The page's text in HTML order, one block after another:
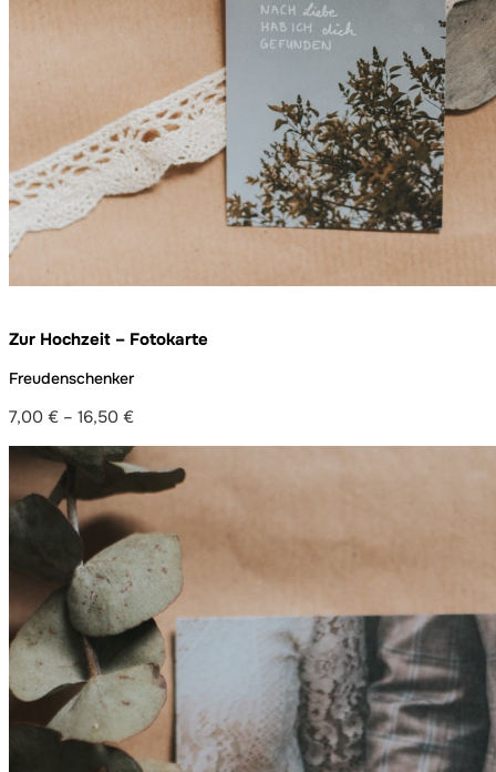
Zur Hochzeit – Fotokarte
Freudenschenker
7,00 € – 16,50 €
bis